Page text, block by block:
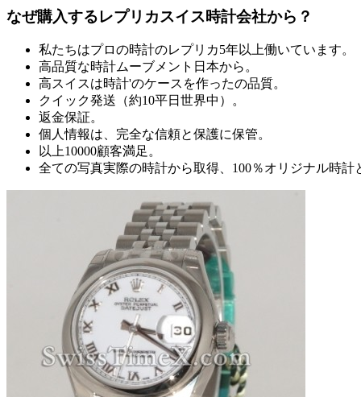
なぜ購入するレプリカスイス時計会社から？
私たちはプロの時計のレプリカ5年以上働いています。
高品質な時計ムーブメント日本から。
高スイスは時計'のケースを作ったの品質。
クイック発送（約10平日世界中）。
返金保証。
個人情報は、完全な信頼と保護に保管。
以上10000顧客満足。
全ての写真実際の時計から取得、100％オリジナル時計